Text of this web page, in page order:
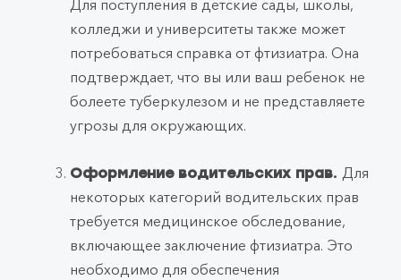
Для поступления в детские сады, школы,
колледжи и университеты также может
потребоваться справка от фтизиатра. Она
подтверждает, что вы или ваш ребенок не
болеете туберкулезом и не представляете
угрозы для окружающих.
Оформление водительских прав. Для
некоторых категорий водительских прав
требуется медицинское обследование,
включающее заключение фтизиатра. Это
необходимо для обеспечения